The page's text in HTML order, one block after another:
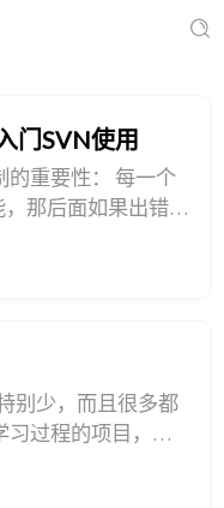
门SVN使用
的重要性： 每一个
那后面如果出错
现合作、共同使
那版本就无法识
况积累起来之后要
别少，而且很多都
习过程的项目，会
后可以直接运行；